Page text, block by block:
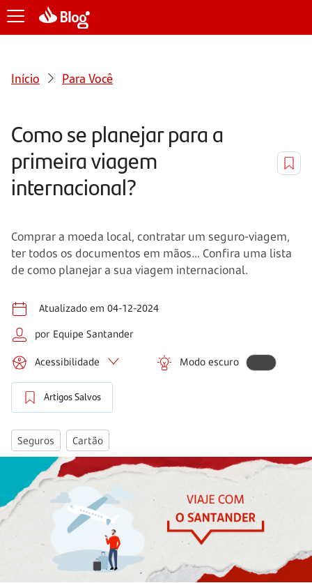
Início Para Você
Como se planejar para a
primeira viagem
internacional?
Comprar a moeda local, contratar um seguro-viagem,
ter todos os documentos em mãos... Confira uma lista
de como planejar a sua viagem internacional.
Atualizado em 04-12-2024
por Equipe Santander
Acessibilidade Modo escuro
Artigos Salvos
Seguros Cartão